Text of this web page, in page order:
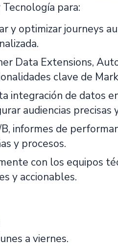
para:
y optimizar journeys
Data Extensions,
clave de
integración de datos
audiencias
informes de
y procesos.
con los equipos
y accionables.
a viernes.